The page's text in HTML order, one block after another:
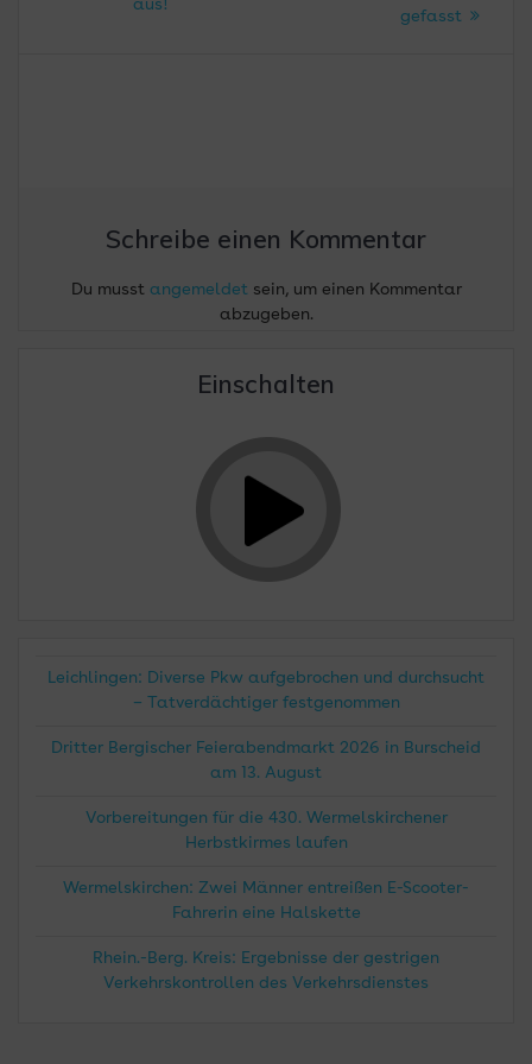
aus!
gefasst
Schreibe einen Kommentar
Du musst angemeldetsein, um einen Kommentar
abzugeben.
Einschalten
Leichlingen: Diverse Pkw aufgebrochen und durchsucht
– Tatverdächtiger festgenommen
Dritter Bergischer Feierabendmarkt 2026 in Burscheid
am 13. August
Vorbereitungen für die 430. Wermelskirchener
Herbstkirmes laufen
Wermelskirchen: Zwei Männer entreißen E-Scooter-
Fahrerin eine Halskette
Rhein.-Berg. Kreis: Ergebnisse der gestrigen
Verkehrskontrollen des Verkehrsdienstes